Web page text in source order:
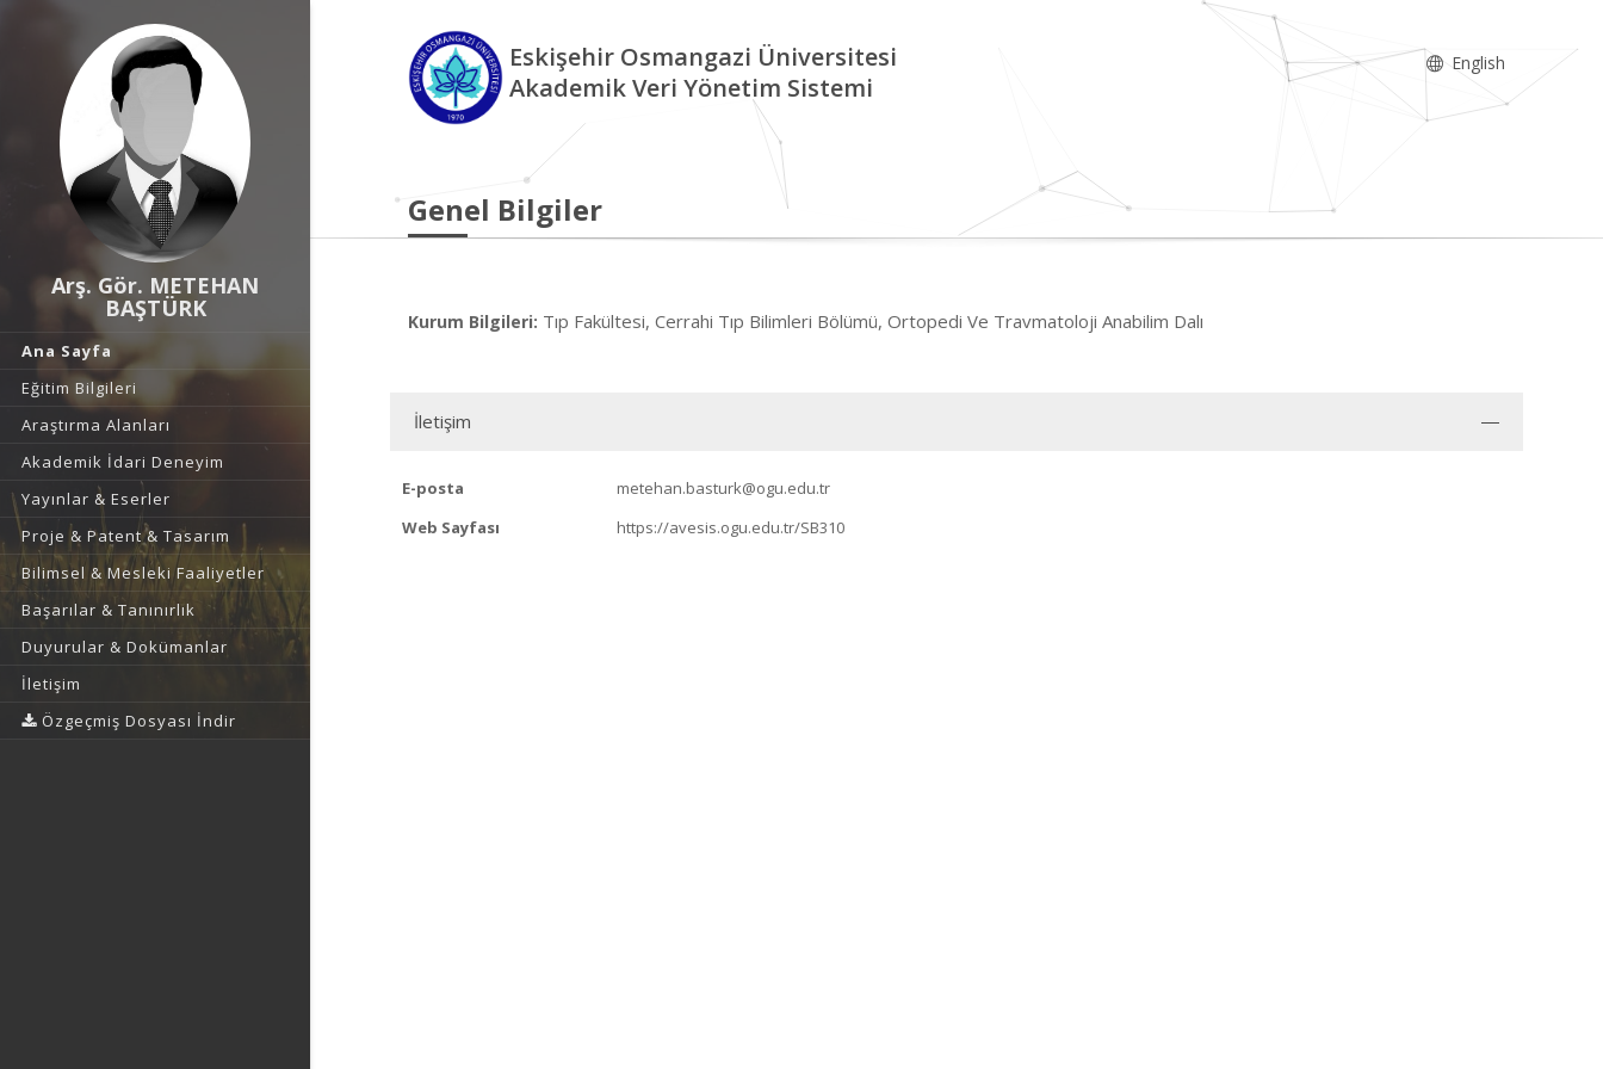
Arş. Gör. METEHAN
BAŞTÜRK
Ana Sayfa
Eğitim Bilgileri
Araştırma Alanları
Akademik İdari Deneyim
Yayınlar & Eserler
Proje & Patent & Tasarım
Bilimsel & Mesleki Faaliyetler
Başarılar & Tanınırlık
Duyurular & Dokümanlar
İletişim
Özgeçmiş Dosyası İndir
Eskişehir Osmangazi Üniversitesi
Akademik Veri Yönetim Sistemi
English
Genel Bilgiler
Kurum Bilgileri: Tıp Fakültesi, Cerrahi Tıp Bilimleri Bölümü, Ortopedi Ve Travmatoloji Anabilim Dalı
İletişim
E-posta
metehan.basturk@ogu.edu.tr
Web Sayfası
https://avesis.ogu.edu.tr/SB310